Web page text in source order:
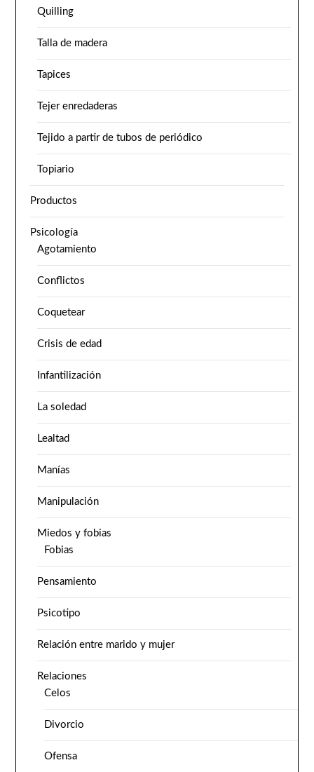
Quilling
Talla de madera
Tapices
Tejer enredaderas
Tejido a partir de tubos de periódico
Topiario
Productos
Psicología
Agotamiento
Conflictos
Coquetear
Crisis de edad
Infantilización
La soledad
Lealtad
Manías
Manipulación
Miedos y fobias
Fobias
Pensamiento
Psicotipo
Relación entre marido y mujer
Relaciones
Celos
Divorcio
Ofensa